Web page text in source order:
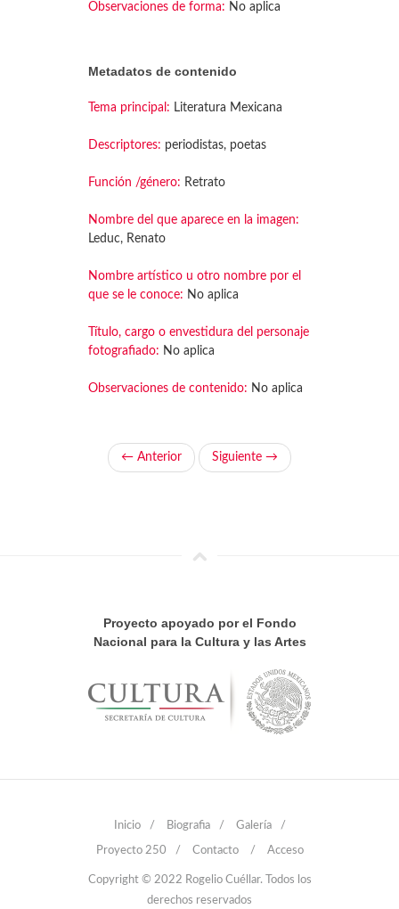
Observaciones de forma: No aplica
Metadatos de contenido
Tema principal: Literatura Mexicana
Descriptores: periodistas, poetas
Función /género: Retrato
Nombre del que aparece en la imagen:
Leduc, Renato
Nombre artístico u otro nombre por el
que se le conoce: No aplica
Título, cargo o envestidura del personaje
fotografiado: No aplica
Observaciones de contenido: No aplica
← Anterior Siguiente →
Proyecto apoyado por el Fondo
Nacional para la Cultura y las Artes
Inicio / Biografia / Galería /
Proyecto 250 / Contacto / Acceso
Copyright © 2022 Rogelio Cuéllar. Todos los
derechos reservados